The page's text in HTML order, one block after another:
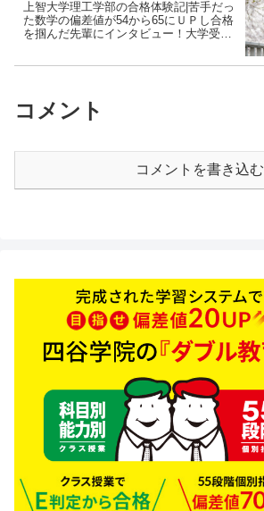
上智大学理工学部の合格体験記|苦手だっ
た数学の偏差値が54から65にＵＰし合格
を掴んだ先輩にインタビュー！大学受験
コメント
コメントを書き込む